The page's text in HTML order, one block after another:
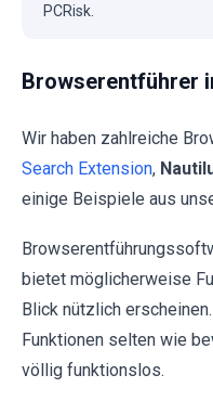
PCRisk.
Browserentführer
Wir haben zahlreiche
Search Extension,
einige Beispiele aus
bietet möglicherweise
Blick nützlich
Funktionen selten wie
völlig funktionslos.